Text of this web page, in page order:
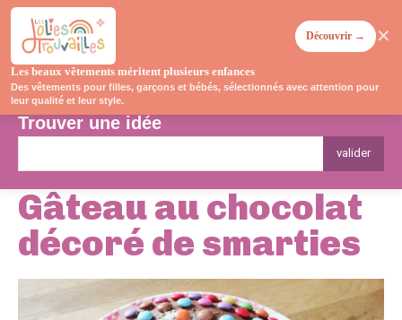
Trouver une idée
valider
Gâteau au chocolat
décoré de smarties
Les beaux vêtements méritent plusieurs enfances
Des vêtements pour filles, garçons et bébés, sélectionnés avec attention pour
leur qualité et leur style.
Découvrir → ✕